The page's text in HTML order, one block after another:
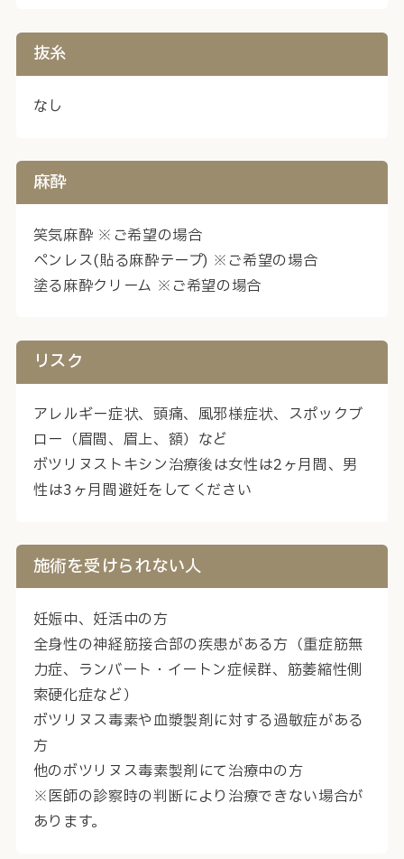
抜糸
なし
麻酔
笑気麻酔 ※ご希望の場合
ペンレス(貼る麻酔テープ) ※ご希望の場合
塗る麻酔クリーム ※ご希望の場合
リスク
アレルギー症状、頭痛、風邪様症状、スポックブ
ロー（眉間、眉上、額）など
ボツリヌストキシン治療後は女性は2ヶ月間、男
性は3ヶ月間避妊をしてください
施術を受けられない人
妊娠中、妊活中の方
全身性の神経筋接合部の疾患がある方（重症筋無
力症、ランバート・イートン症候群、筋萎縮性側
索硬化症など）
ボツリヌス毒素や血漿製剤に対する過敏症がある
方
他のボツリヌス毒素製剤にて治療中の方
※医師の診察時の判断により治療できない場合が
あります。